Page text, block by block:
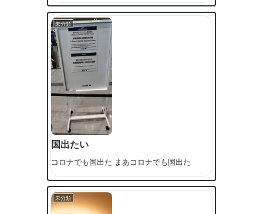
未分類
国出たい
コロナでも国出た まあコロナでも国出た
未分類